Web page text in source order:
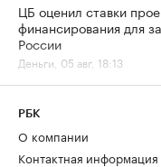
ЦБ оценил ставки
финансирования для
России
Деньги, 05 авг, 18:13
РБК
О компании
Контактная информация